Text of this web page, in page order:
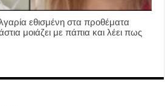
εθισμένη στα προθέματα
μοιάζει με πάπια και λέει πως